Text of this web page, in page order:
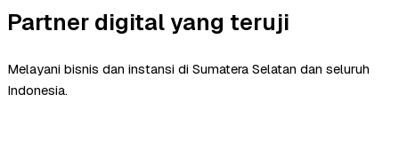
Partner digital yang teruji
Melayani bisnis dan instansi di Sumatera Selatan dan seluruh
Indonesia.